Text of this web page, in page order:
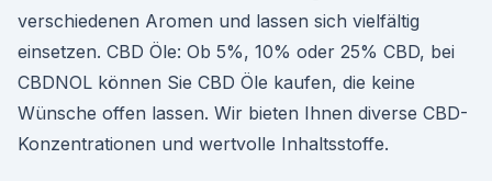
verschiedenen Aromen und lassen sich vielfältig
einsetzen. CBD Öle: Ob 5%, 10% oder 25% CBD, bei
CBDNOL können Sie CBD Öle kaufen, die keine
Wünsche offen lassen. Wir bieten Ihnen diverse CBD-
Konzentrationen und wertvolle Inhaltsstoffe.